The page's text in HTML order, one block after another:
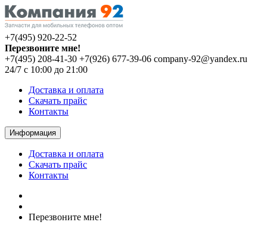
+7(495) 920-22-52
Перезвоните мне!
+7(495) 208-41-30 +7(926) 677-39-06 company-92@yandex.ru
24/7 с 10:00 до 21:00
Доставка и оплата
Скачать прайс
Контакты
Информация
Доставка и оплата
Скачать прайс
Контакты
Перезвоните мне!